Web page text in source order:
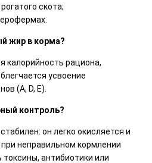
скота;
жир в корма?
калорийность рациона,
усвоение
(А, D, Е).
контроль?
он легко окисляется и
неправильном кормлении
антибиотики или